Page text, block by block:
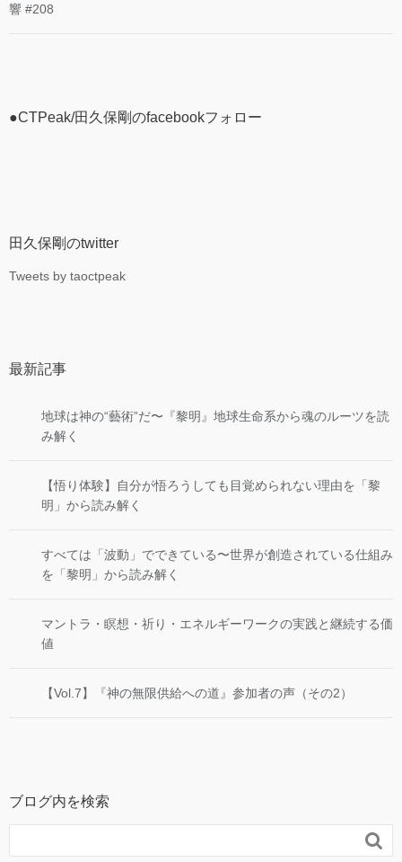
響 #208
●CTPeak/田久保剛のfacebookフォロー
田久保剛のtwitter
Tweets by taoctpeak
最新記事
地球は神の“藝術”だ〜『黎明』地球生命系から魂のルーツを読
み解く
【悟り体験】自分が悟ろうしても目覚められない理由を「黎
明」から読み解く
すべては「波動」でできている〜世界が創造されている仕組み
を「黎明」から読み解く
マントラ・瞑想・祈り・エネルギーワークの実践と継続する価
値
【Vol.7】『神の無限供給への道』参加者の声（その2）
ブログ内を検索
